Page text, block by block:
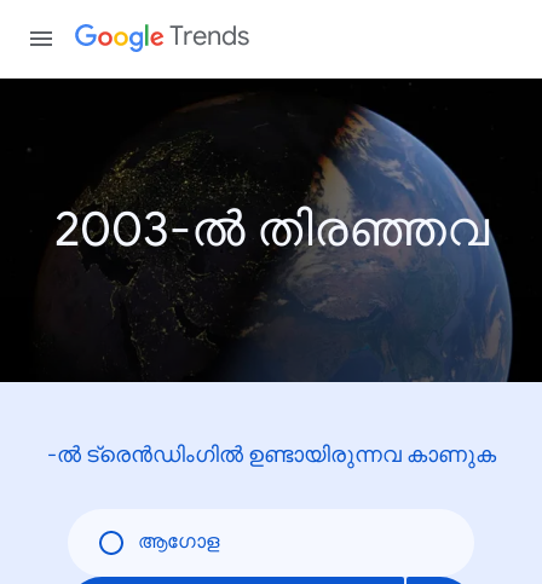
Trends
2003-ൽ തിരഞ്ഞവ
-ൽ ട്രെൻഡിംഗിൽ ഉണ്ടായിരുന്നവ കാണുക
ആഗോള